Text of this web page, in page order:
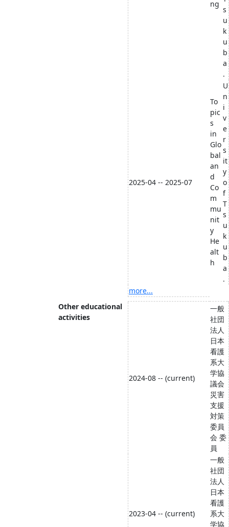
ng
s
u
k
u
b
a
.
2025-04 -- 2025-07
To
pic
s
in
Glo
bal
an
d
Co
m
mu
nit
y
He
alt
h
U
n
i
v
e
r
s
it
y
o
f
T
s
u
k
u
b
a
.
more...
Other educational
activities
2024-08 -- (current)
一般
社団
法人
日本
看護
系大
学協
議会
災害
支援
対策
委員
会 委
員
2023-04 -- (current)
一般
社団
法人
日本
看護
系大
学協